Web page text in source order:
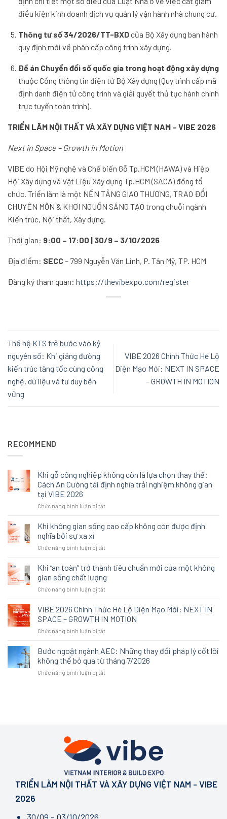
điều kiện kinh doanh dịch vụ quản lý vận hành nhà chung cư.
Thông tư số 34/2026/TT-BXDcủa Bộ Xây dựng ban hành
quy định mới về phân cấp công trình xây dựng.
Đề án Chuyển đổi số quốc gia trong hoạt động xây dựng
thuộc Cổng thông tin điện tử Bộ Xây dựng (Quy trình cấp mã
định danh điện tử công trình và giải quyết thủ tục hành chính
trực tuyến toàn trình).
TRIỂN LÃM NỘI THẤT VÀ XÂY DỰNG VIỆT NAM – VIBE 2026
Next in Space – Growth in Motion
VIBE do Hội Mỹ nghệ và Chế biến Gỗ Tp.HCM (HAWA) và Hiệp
Hội Xây dựng và Vật Liệu Xây dựng Tp.HCM (SACA) đồng tổ
chức. Triển lãm là một NỀN TẢNG GIAO THƯƠNG, TRAO ĐỔI
CHUYÊN MÔN & KHƠI NGUỒN SÁNG TẠO trong chuỗi ngành
Kiến trúc, Nội thất, Xây dựng.
Thời gian: 9:00 – 17:00 | 30/9 – 3/10/2026
Địa điểm: SECC– 799 Nguyễn Văn Linh, P. Tân Mỹ, TP. HCM
Đăng ký tham quan: https://thevibexpo.com/register
Thế hệ KTS trẻ bước vào kỷ
nguyên số: Khi giảng đường
kiến trúc tăng tốc cùng công
nghệ, dữ liệu và tư duy bền
vững
VIBE 2026 Chính Thức Hé Lộ
Diện Mạo Mới: NEXT IN SPACE
– GROWTH IN MOTION
RECOMMEND
Khi gỗ công nghiệp không còn là lựa chọn thay thế:
Cách An Cường tái định nghĩa trải nghiệm không gian
tại VIBE 2026
Chức năng bình luận bị tắtở
không
là
chọn
thay
Cách
An
tái
nghĩa
trải
Khi không gian sống cao cấp không còn được định
nghĩa bởi sự xa xỉ
Chức năng bình luận bị tắtở
không
sống
cao
không
còn
định
bởi
sự
xỉ
Khi “an toàn” trở thành tiêu chuẩn mới của một không
gian sống chất lượng
Chức năng bình luận bị tắtở
“an
trở
thành
chuẩn
mới
một
VIBE 2026 Chính Thức Hé Lộ Diện Mạo Mới: NEXT IN
SPACE – GROWTH IN MOTION
Chức năng bình luận bị tắtở
2026
Thức
Hé
GROWTH
IN
Bước ngoặt ngành AEC: Những thay đổi pháp lý cốt lõi
không thể bỏ qua từ tháng 7/2026
Chức năng bình luận bị tắtở
lý
cốt
không
thể
TRIỂN LÃM NỘI THẤT VÀ XÂY DỰNG VIỆT NAM - VIBE
2026